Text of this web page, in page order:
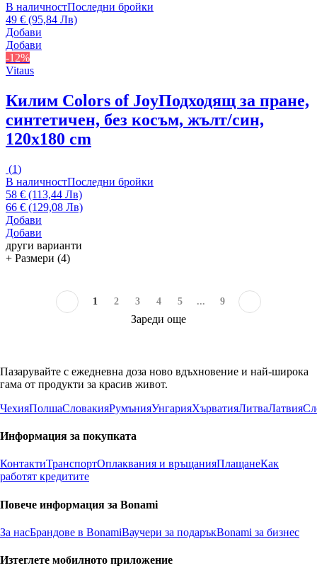
В наличностПоследни бройки
49 € (95,84 Лв)
Добави
Добави
-12%
Vitaus
Килим Colors of JoyПодходящ за пране,
синтетичен, без косъм, жълт/син,
120x180 cm
(1)
В наличностПоследни бройки
58 € (113,44 Лв)
66 € (129,08 Лв)
Добави
Добави
други варианти
+ Размери (4)
1 2 3 4 5 ... 9
Зареди още
Пазарувайте с ежедневна доза ново вдъхновение и най-широка
гама от продукти за красив живот.
ЧехияПолшаСловакияРумънияУнгарияХърватияЛитваЛатвия
Информация за покупката
КонтактиТранспортОплаквания и връщанияПлащанеКак
работят кредитите
Повече информация за Bonami
За насБрандове в BonamiВаучери за подаръкBonami за бизнес
Изтеглете мобилното приложение